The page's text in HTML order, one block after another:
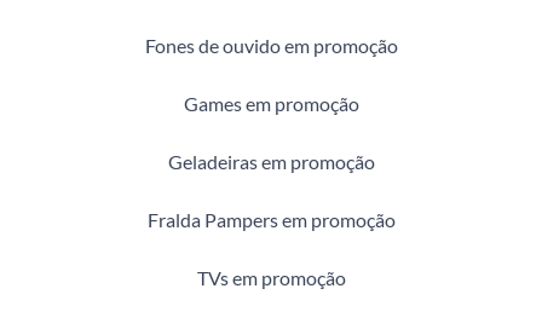
Fones de ouvido em promoção
Games em promoção
Geladeiras em promoção
Fralda Pampers em promoção
TVs em promoção